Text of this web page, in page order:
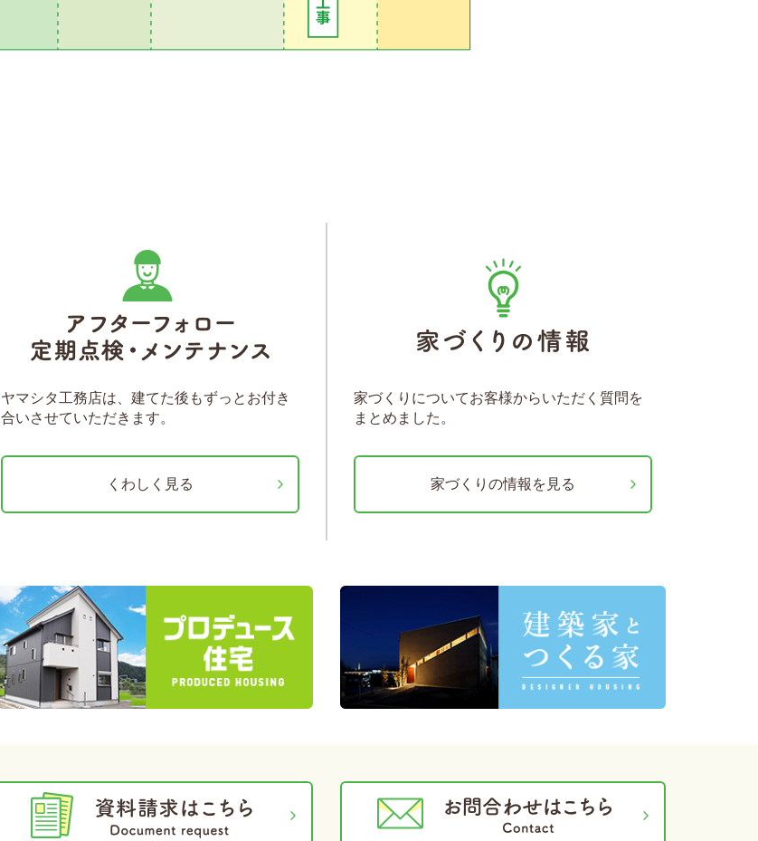
ヤマシタ工務店は、建てた後もずっとお付き
合いさせていただきます。
くわしく見る
家づくりについてお客様からいただく質問を
まとめました。
家づくりの情報を見る